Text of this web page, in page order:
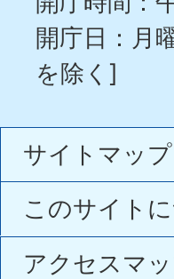
開庁日：月
を除く]
サイトマップ
このサイト
アクセスマ